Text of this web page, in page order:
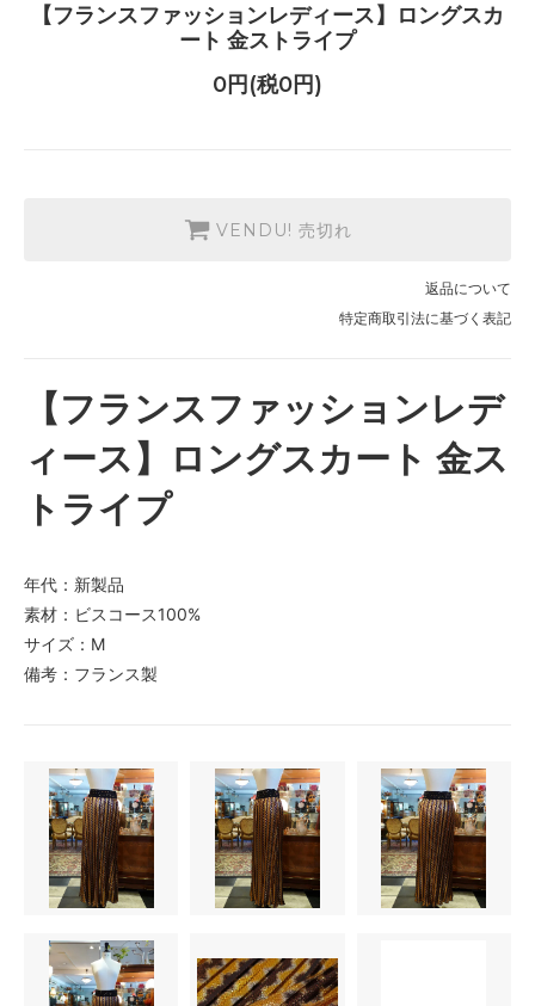
【フランスファッションレディース】ロングスカ
ート 金ストライプ
0円(税0円)
VENDU! 売切れ
返品について
特定商取引法に基づく表記
【フランスファッションレデ
ィース】ロングスカート 金ス
トライプ
年代：新製品
素材：ビスコース100%
サイズ：M
備考：フランス製